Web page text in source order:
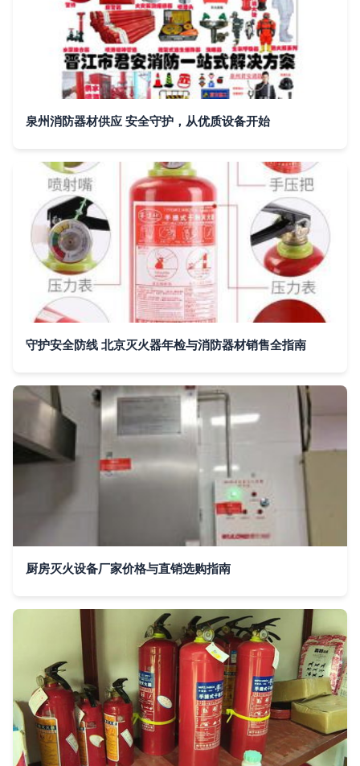
泉州消防器材供应 安全守护，从优质设备开始
守护安全防线 北京灭火器年检与消防器材销售全指南
厨房灭火设备厂家价格与直销选购指南